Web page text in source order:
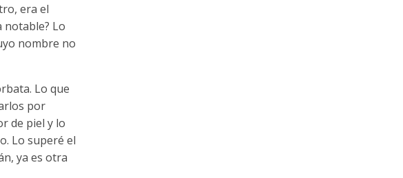
era el
notable? Lo
nombre no
Lo que
por
de piel y lo
Lo superé el
ya es otra